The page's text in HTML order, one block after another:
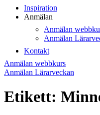
Inspiration
Anmälan
Anmälan
Anmälan
Kontakt
Anmälan webbkurs
Anmälan Lärarveckan
Etikett: